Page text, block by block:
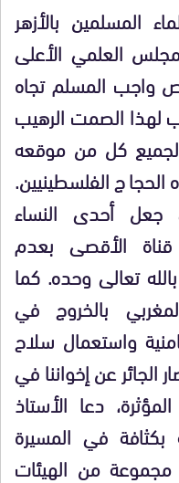
بالأزهر
العلمي الأعلى
واجب المسلم تجاه
لهذا الصمت الرهيب
كل من موقعه
الفلسطينيين.
جعل أحدى النساء
الأقصى بعدم
تعالى وحده. كما
بالخروج في
واستعمال سلاح
عن إخواننا في
دعا الأستاذ
بكثافة في المسيرة
مجموعة من الهيئات